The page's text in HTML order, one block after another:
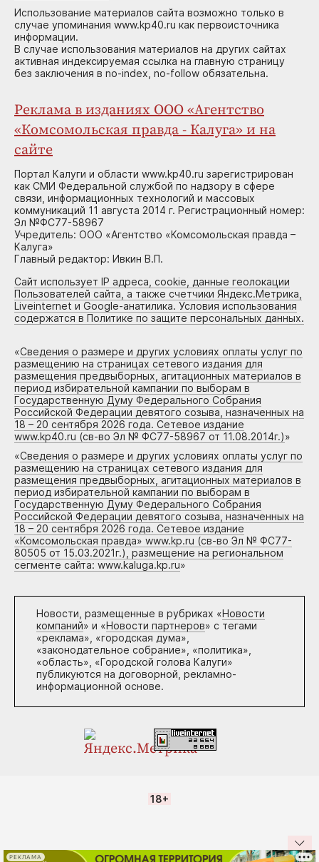
Использование материалов сайта возможно только в
случае упоминания www.kp40.ru как первоисточника
информации.
В случае использования материалов на других сайтах
активная индексируемая ссылка на главную страницу
без заключения в no-index, no-follow обязательна.
Реклама в изданиях ООО «Агентство
«Комсомольская правда - Калуга» и на
сайте
Портал Калуги и области www.kp40.ru зарегистрирован
как СМИ Федеральной службой по надзору в сфере
связи, информационных технологий и массовых
коммуникаций 11 августа 2014 г. Регистрационный номер:
Эл №ФС77-58967
Учредитель: ООО «Агентство «Комсомольская правда –
Калуга»
Главный редактор: Ивкин В.П.
Сайт использует IP адреса, cookie, данные геолокации
Пользователей сайта, а также счетчики Яндекс.Метрика,
Liveinternet и Google-анатилика. Условия использования
содержатся в Политике по защите персональных данных.
«Сведения о размере и других условиях оплаты услуг по
размещению на страницах сетевого издания для
размещения предвыборных, агитационных материалов в
период избирательной кампании по выборам в
Государственную Думу Федерального Собрания
Российской Федерации девятого созыва, назначенных на
18 – 20 сентября 2026 года. Сетевое издание
www.kp40.ru (св-во Эл № ФС77-58967 от 11.08.2014г.)»
«Сведения о размере и других условиях оплаты услуг по
размещению на страницах сетевого издания для
размещения предвыборных, агитационных материалов в
период избирательной кампании по выборам в
Государственную Думу Федерального Собрания
Российской Федерации девятого созыва, назначенных на
18 – 20 сентября 2026 года. Сетевое издание
«Комсомольская правда» www.kp.ru (св-во Эл № ФС77-
80505 от 15.03.2021г.), размещение на региональном
сегменте сайта: www.kaluga.kp.ru»
Новости, размещенные в рубриках «Новости
компаний» и «Новости партнеров» с тегами
«реклама», «городская дума»,
«законодательное собрание», «политика»,
«область», «Городской голова Калуги»
публикуются на договорной, рекламно-
информационной основе.
18+
РЕКЛАМА